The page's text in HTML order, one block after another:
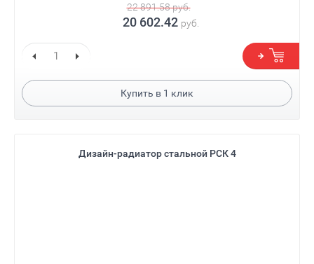
22 891.58руб.
20 602.42 руб.
Купить в 1 клик
Дизайн-радиатор стальной РСК 4